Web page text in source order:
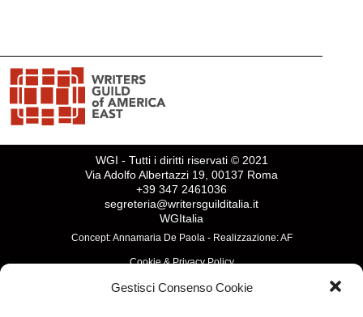
Gestisci Consenso Cookie
WGI - Tutti i diritti riservati © 2021
Via Adolfo Albertazzi 19, 00137 Roma
+39 347 2461036
segreteria@writersguilditalia.it
WGItalia
Concept: Annamaria De Paola - Realizzazione:AF
Cookie & Privacy Policy